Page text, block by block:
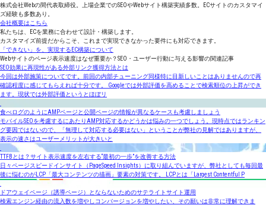
株式会社Webの間代表取締役。上場企業でのSEOやWebサイト構築実績多数。ECサイトのカスタマイ
ズ経験も多数あり。
会社概要はこちら
私たちは、ECを業務に合わせて設計・構築します。
カスタマイズ前提だからこそ、これまで実現できなかった要件にも対応できます。
「できない」を、実現するEC構築について
Webサイトのページ表示速度はなぜ重要か？SEO・ユーザー行動に与える影響の関連記事
SEO効果に再現性がある外部リンク獲得方法とは
今回は外部施策についてです。前回の内部チューニング同様特に目新しいことはありませんので再
確認程度に感じてもらえれば十分です。 Googleでは外部評価を高めることで検索順位の上昇ができ
ます。現状では外部評価というとほぼリ
食べログのようにAMPページと公開ページの情報が異なるケースも考慮しましょう
モバイルSEOを考慮するにあたりAMP対応するかどうかは悩みの一つでしょう。現時点ではランキン
グ要因ではないので、「無理して対応する必要はない」ということが弊社の見解ではありますが、
表示の速さはユーザーメリットが大きいと
TTFBとは？サイト表示速度を左右する“最初の一歩”を改善する方法
日々ページスピードインサイト（PageSpeed Insights）に取り組んでいますが、弊社としても毎回最
後に悩むのがLCP「最大コンテンツの描画」要素の対策です。 LCPとは「Largest Contentful P
ドアウェイページ（誘導ページ）とならないためのサテライトサイト運用
検索エンジン経由の流入数を増やしコンバージョンを増やしたい、その願いは非常に理解できま